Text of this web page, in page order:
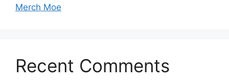
Merch Moe
Recent Comments